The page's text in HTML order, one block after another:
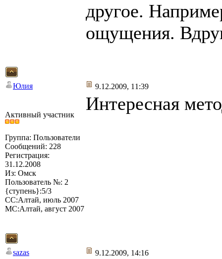
другое.
ощущения.
Юлия 9.12.2009, 11:39
Активный участник
Группа: Пользователи
Сообщений: 228
Регистрация:
31.12.2008
Из: Омск
Пользователь №: 2
{ступень}:5/3
СС:Алтай, июль 2007
МС:Алтай, август 2007
Интересная
sazas 9.12.2009, 14:16